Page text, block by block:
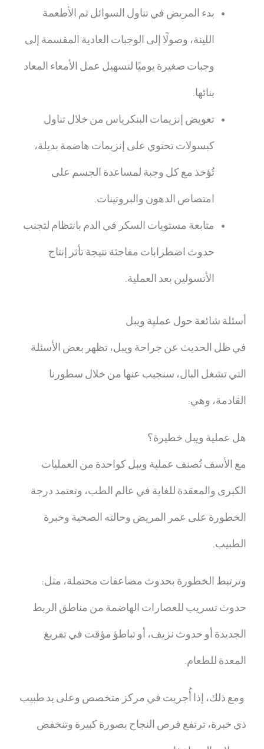
بدء المريض في تناول السوائل ثم الأطعمة
اللينة، وصولًا إلى الوجبات العادية المقسمة إلى
وجبات صغيرة يوميًا لتسهيل عمل الأمعاء المعاد
بنائها.
تعويض إنزيمات البنكرياس من خلال تناول
كبسولات تحتوي على إنزيمات هاضمة بديلة،
تُؤخذ مع كل وجبة لمساعدة الجسم على
امتصاص الدهون والبروتينات.
متابعة مستويات السكر في الدم بانتظام لتجنب
حدوث اضطرابات مفاجئة نتيجة تأثر إنتاج
الأنسولين بعد العملية.
أسئلة شائعة حول عملية ويبل
في ظل الحديث عن جراحة ويبل، تظهر بعض الأسئلة
التي تشغل البال، سنجيب عنها من خلال سطورنا
القادمة، وهي:
هل عملية ويبل خطيرة؟
مع الأسف تُصنف عملية ويبل كواحدة من العمليات
الكبرى والمعقدة للغاية في عالم الطب، وتعتمد درجة
الخطورة على عمر المريض وحالته الصحية وخبرة
الطبيب.
وترتبط الخطورة بحدوث مضاعفات محتملة، مثل:
حدوث تسريب للعصارات الهاضمة من مناطق الربط
الجديدة أو حدوث نزيف، أو تباطؤ مؤقت في تفريغ
المعدة للطعام.
ومع ذلك، إذا أُجريت في مركز متخصص وعلى يد طبيب
ذي خبرة، ترتفع فرص النجاح بصورة كبيرة وتنخفض